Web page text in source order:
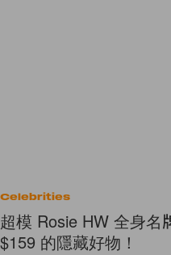
Celebrities
超模 Rosie HW 全身名
$159 的隱藏好物！